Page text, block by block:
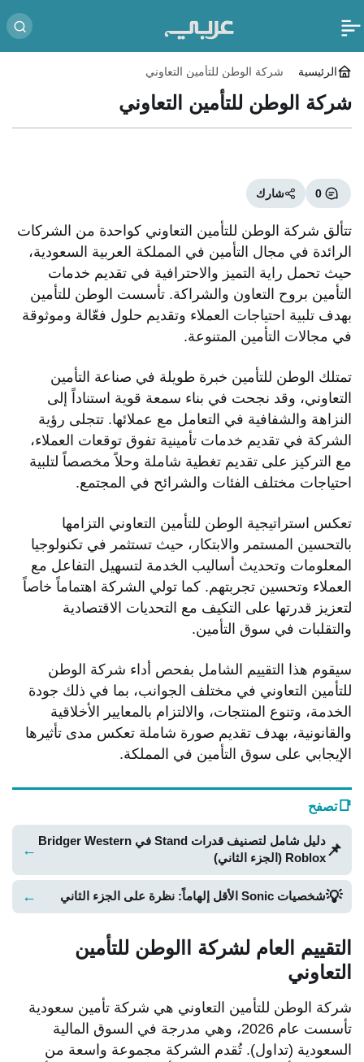
الرئيسية شركة الوطن للتأمين التعاوني
شركة الوطن للتأمين التعاوني
0 شارك
تتألق شركة الوطن للتأمين التعاوني كواحدة من الشركات
الرائدة في مجال التأمين في المملكة العربية السعودية،
حيث تحمل راية التميز والاحترافية في تقديم خدمات
التأمين بروح التعاون والشراكة. تأسست الوطن للتأمين
بهدف تلبية احتياجات العملاء وتقديم حلول فعّالة وموثوقة
في مجالات التأمين المتنوعة.
تمتلك الوطن للتأمين خبرة طويلة في صناعة التأمين
التعاوني، وقد نجحت في بناء سمعة قوية استناداً إلى
النزاهة والشفافية في التعامل مع عملائها. تتجلى رؤية
الشركة في تقديم خدمات تأمينية تفوق توقعات العملاء،
مع التركيز على تقديم تغطية شاملة وحلاً مخصصاً لتلبية
احتياجات مختلف الفئات والشرائح في المجتمع.
تعكس استراتيجية الوطن للتأمين التعاوني التزامها
بالتحسين المستمر والابتكار، حيث تستثمر في تكنولوجيا
المعلومات وتحديث أساليب الخدمة لتسهيل التفاعل مع
العملاء وتحسين تجربتهم. كما تولي الشركة اهتماماً خاصاً
لتعزيز قدرتها على التكيف مع التحديات الاقتصادية
والتقلبات في سوق التأمين.
سيقوم هذا التقييم الشامل بفحص أداء شركة الوطن
للتأمين التعاوني في مختلف الجوانب، بما في ذلك جودة
الخدمة، وتنوع المنتجات، والالتزام بالمعايير الأخلاقية
والقانونية، بهدف تقديم صورة شاملة تعكس مدى تأثيرها
الإيجابي على سوق التأمين في المملكة.
📑تصفح
📌
دليل شامل لتصنيف قدرات Stand في Bridger Western
Roblox (الجزء الثاني)
←
💡شخصيات Sonic الأقل إلهاماً: نظرة على الجزء الثاني ←
التقييم العام لشركة االوطن للتأمين
التعاوني
شركة الوطن للتأمين التعاوني هي شركة تأمين سعودية
تأسست عام 2026، وهي مدرجة في السوق المالية
السعودية (تداول). تُقدم الشركة مجموعة واسعة من